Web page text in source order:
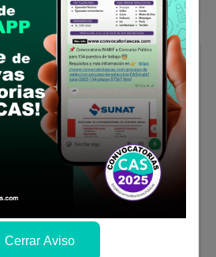
TECNOLOGÍA MÉDICA
TERAPIA FÍSICA PARA
Título Universitario de
Terapia Física o
Colegiado y
Cerrar Aviso